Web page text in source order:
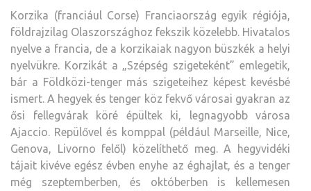
Korzika (franciául Corse) Franciaország egyik régiója,
földrajzilag Olaszországhoz fekszik közelebb. Hivatalos
nyelve a francia, de a korzikaiak nagyon büszkék a helyi
nyelvükre. Korzikát a „Szépség szigeteként” emlegetik,
bár a Földközi-tenger más szigeteihez képest kevésbé
ismert. A hegyek és tenger köz fekvő városai gyakran az
ősi fellegvárak köré épültek ki, legnagyobb városa
Ajaccio. Repülővel és komppal (például Marseille, Nice,
Genova, Livorno felől) közelíthető meg. A hegyvidéki
tájait kivéve egész évben enyhe az éghajlat, és a tenger
még szeptemberben, és októberben is kellemesen